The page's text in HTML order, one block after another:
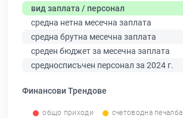
вид заплата / персонал
средна нетна месечна заплата
средна брутна месечна заплата
среден бюджет за месечна заплата
средносписъчен персонал за 2024 г.
Финансови Трендове
общо приходи счетоводна печалба